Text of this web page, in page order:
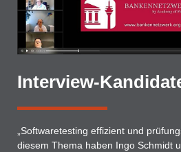
Interview-
„Softwaretesting effizient und
diesem Thema haben Ingo Schmidt